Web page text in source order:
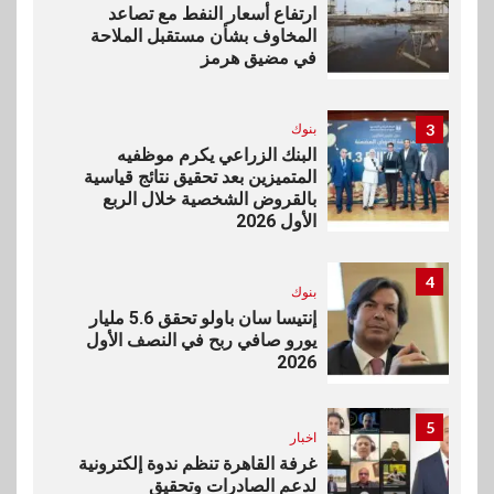
ارتفاع أسعار النفط مع تصاعد
المخاوف بشأن مستقبل الملاحة
في مضيق هرمز
3 بنوك
البنك الزراعي يكرم موظفيه
المتميزين بعد تحقيق نتائج قياسية
بالقروض الشخصية خلال الربع
الأول 2026
4
بنوك
إنتيسا سان باولو تحقق 5.6 مليار
يورو صافي ربح في النصف الأول
2026
5
اخبار
غرفة القاهرة تنظم ندوة إلكترونية
لدعم الصادرات وتحقيق